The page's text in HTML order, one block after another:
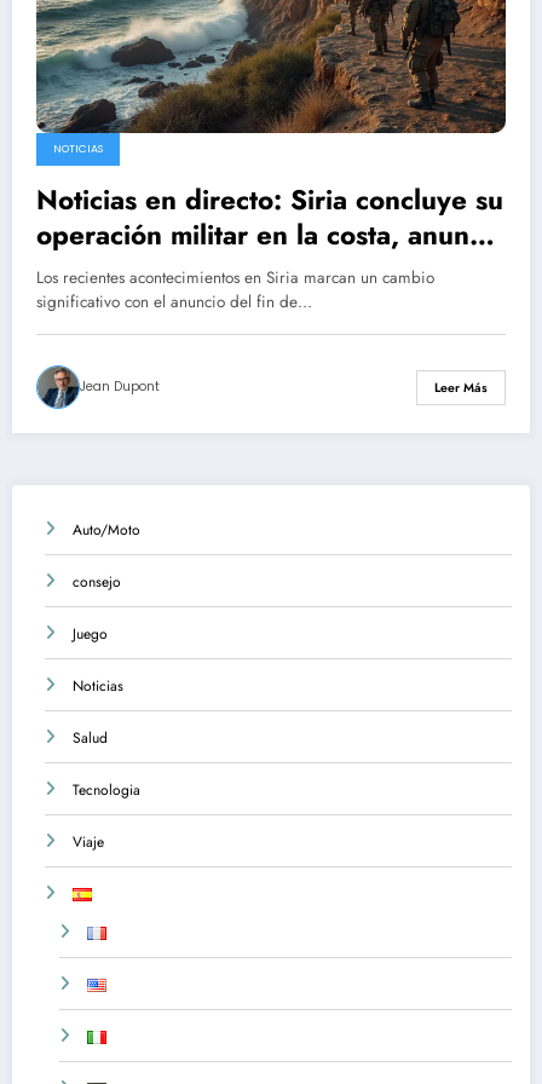
NOTICIAS
Noticias en directo: Siria concluye su
operación militar en la costa, anuncia
el Ministerio de Defensa
Los recientes acontecimientos en Siria marcan un cambio
significativo con el anuncio del fin de…
Jean Dupont Leer Más
Auto/Moto
consejo
Juego
Noticias
Salud
Tecnologia
Viaje